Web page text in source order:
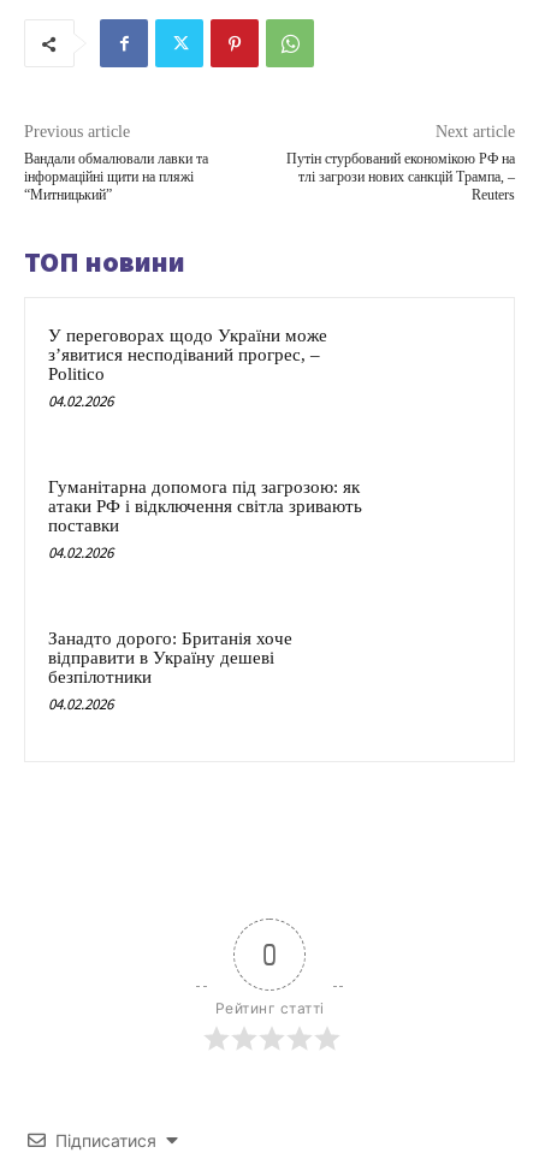
Previous article
Вандали обмалювали лавки та
інформаційні щити на пляжі
“Митницький”
Next article
Путін стурбований економікою РФ на
тлі загрози нових санкцій Трампа, –
Reuters
ТОП новини
У переговорах щодо України може
з’явитися несподіваний прогрес, –
Politico
04.02.2026
Гуманітарна допомога під загрозою: як
атаки РФ і відключення світла зривають
поставки
04.02.2026
Занадто дорого: Британія хоче
відправити в Україну дешеві
безпілотники
04.02.2026
0
Рейтинг статті
Підписатися